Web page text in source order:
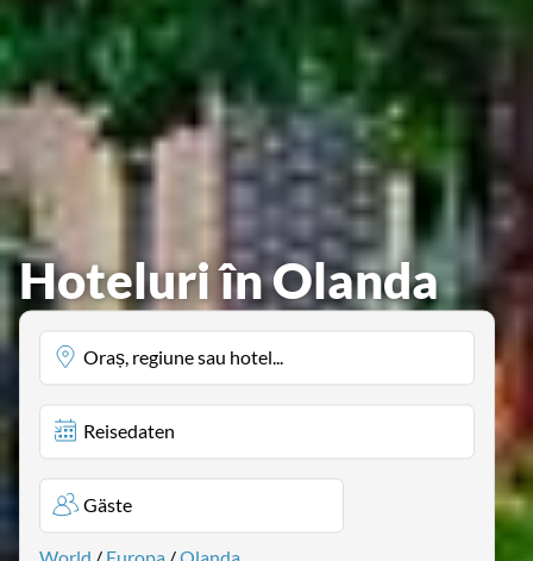
Hoteluri în Olanda
Oraș, regiune sau hotel...
Reisedaten
Gäste
World / Europa /Olanda